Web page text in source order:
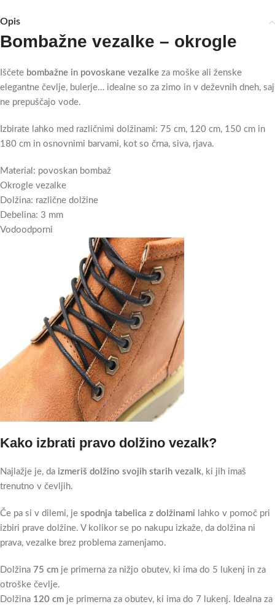
Opis
Bombažne vezalke – okrogle
Iščete bombažne in povoskane vezalke za moške ali ženske
elegantne čevlje, bulerje… idealne so za zimo in v deževnih dneh, saj
ne prepuščajo vode.
Izbirate lahko med različnimi dolžinami: 75 cm, 120 cm, 150 cm in
180 cm in osnovnimi barvami, kot so črna, siva, rjava.
Material: povoskan bombaž
Okrogle vezalke
Dolžina: različne dolžine
Debelina: 3 mm
Vodoodporni
Kako izbrati pravo dolžino vezalk?
Najlažje je, da izmeriš dolžino svojih starih vezalk, ki jih imaš
trenutno v čevljih.
Če pa si v dilemi, je spodnja tabelica z dolžinami lahko v pomoč pri
izbiri prave dolžine. V kolikor se po nakupu izkaže, da dolžina ni
prava, vezalke brez problema zamenjamo.
Dolžina 75 cm je primerna za nižjo obutev, ki ima do 5 lukenj in za
otroške čevlje.
Dolžina 120 cm je primerna za obutev, ki ima do 7 lukenj. Idealna za